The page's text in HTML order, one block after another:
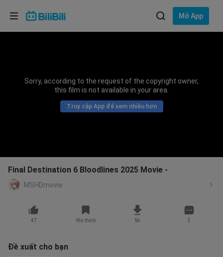
Mở App
Sorry, according to the request of the copyright owner,
this film is not available in your area.
Truy cập App để xem nhiều hơn
Final Destination 6 Bloodlines 2025 Movie -
MSHDmovie
47 Yêu thích Tải 3
Đề xuất cho bạn
Lựa chọn ngôn ngữ
Bahasa Indonesia